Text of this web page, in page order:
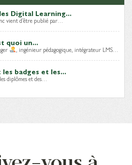
Digital Learning...
vient d’être publié par…
quoi un...
, ingénieur pédagogique, intégrateur LMS…
badges et les...
diplômes et des…